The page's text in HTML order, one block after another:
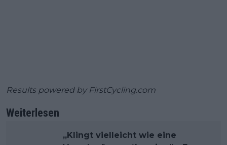
Results powered by FirstCycling.com
Weiterlesen
„Klingt vielleicht wie eine